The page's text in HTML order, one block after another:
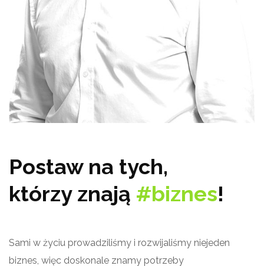
Postaw na tych,
którzy znają #biznes!
Sami w życiu prowadziliśmy i rozwijaliśmy niejeden
biznes, więc doskonale znamy potrzeby